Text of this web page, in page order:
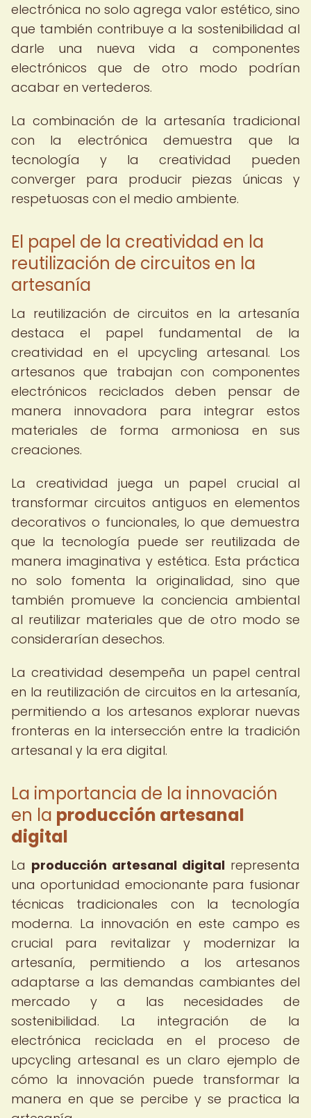
electrónica no solo agrega valor estético, sino
que también contribuye a la sostenibilidad al
darle una nueva vida a componentes
electrónicos que de otro modo podrían
acabar en vertederos.
La combinación de la artesanía tradicional
con la electrónica demuestra que la
tecnología y la creatividad pueden
converger para producir piezas únicas y
respetuosas con el medio ambiente.
El papel de la creatividad en la
reutilización de circuitos en la
artesanía
La reutilización de circuitos en la artesanía
destaca el papel fundamental de la
creatividad en el upcycling artesanal. Los
artesanos que trabajan con componentes
electrónicos reciclados deben pensar de
manera innovadora para integrar estos
materiales de forma armoniosa en sus
creaciones.
La creatividad juega un papel crucial al
transformar circuitos antiguos en elementos
decorativos o funcionales, lo que demuestra
que la tecnología puede ser reutilizada de
manera imaginativa y estética. Esta práctica
no solo fomenta la originalidad, sino que
también promueve la conciencia ambiental
al reutilizar materiales que de otro modo se
considerarían desechos.
La creatividad desempeña un papel central
en la reutilización de circuitos en la artesanía,
permitiendo a los artesanos explorar nuevas
fronteras en la intersección entre la tradición
artesanal y la era digital.
La importancia de la innovación
en la producción artesanal
digital
La producción artesanal digital representa
una oportunidad emocionante para fusionar
técnicas tradicionales con la tecnología
moderna. La innovación en este campo es
crucial para revitalizar y modernizar la
artesanía, permitiendo a los artesanos
adaptarse a las demandas cambiantes del
mercado y a las necesidades de
sostenibilidad. La integración de la
electrónica reciclada en el proceso de
upcycling artesanal es un claro ejemplo de
cómo la innovación puede transformar la
manera en que se percibe y se practica la